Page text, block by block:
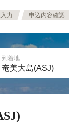
力 申込内容確認
到着地